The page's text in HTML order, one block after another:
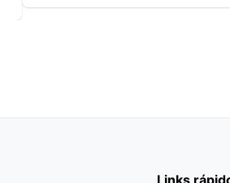
Links